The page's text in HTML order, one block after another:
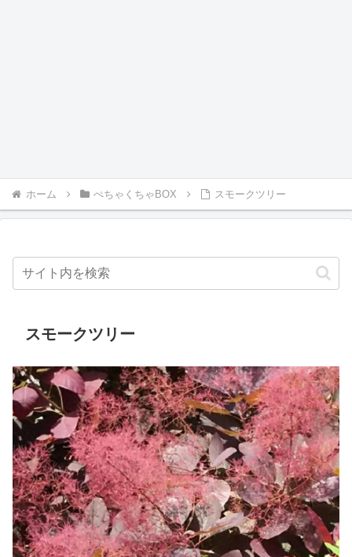
ホーム ぺちゃくちゃBOX スモークツリー
スモークツリー